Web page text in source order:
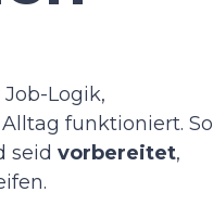
Logik,
funktioniert. So
seid vorbereitet,